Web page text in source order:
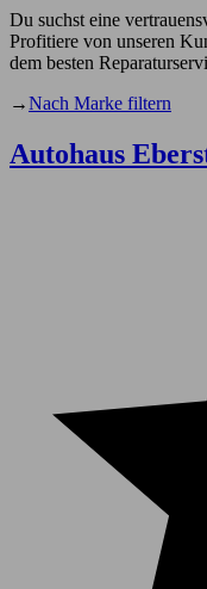
Du suchst eine
Profitiere von unseren
dem besten
→Nach Marke filtern
Autohaus